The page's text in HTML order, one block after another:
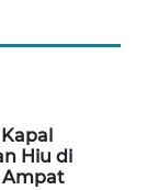
Hiu di
Ampat